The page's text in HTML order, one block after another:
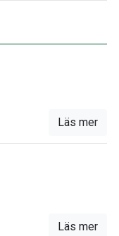
Läs mer
Läs mer